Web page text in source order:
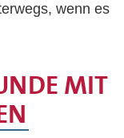
wenn es
MIT